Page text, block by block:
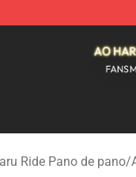
Ride Pano de pano/